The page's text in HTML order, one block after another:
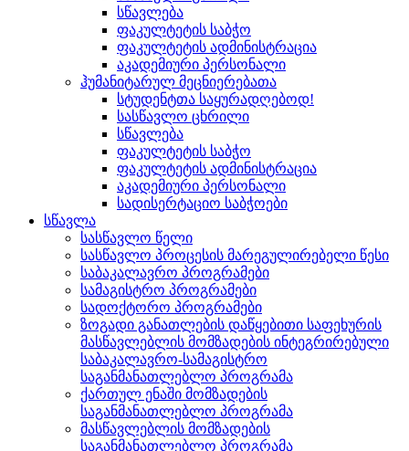
სწავლება
ფაკულტეტის საბჭო
ფაკულტეტის ადმინისტრაცია
აკადემიური პერსონალი
ჰუმანიტარულ მეცნიერებათა
სტუდენტთა საყურადღებოდ!
სასწავლო ცხრილი
სწავლება
ფაკულტეტის საბჭო
ფაკულტეტის ადმინისტრაცია
აკადემიური პერსონალი
სადისერტაციო საბჭოები
სწავლა
სასწავლო წელი
სასწავლო პროცესის მარეგულირებელი წესი
საბაკალავრო პროგრამები
სამაგისტრო პროგრამები
სადოქტორო პროგრამები
ზოგადი განათლების დაწყებითი საფეხურის
მასწავლებლის მომზადების ინტეგრირებული
საბაკალავრო-სამაგისტრო
საგანმანათლებლო პროგრამა
ქართულ ენაში მომზადების
საგანმანათლებლო პროგრამა
მასწავლებლის მომზადების
საგანმანათლებლო პროგრამა